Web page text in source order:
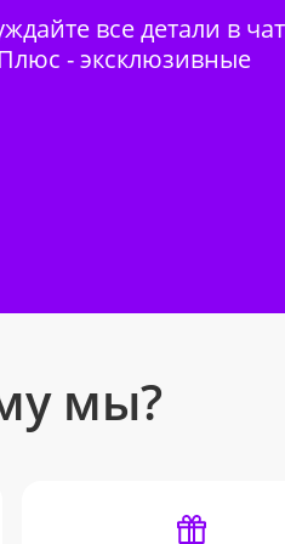
все детали в
- эксклюзивные
мы?